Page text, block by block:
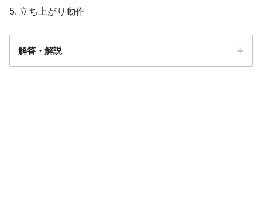
5. 立ち上がり動作
解答・解説